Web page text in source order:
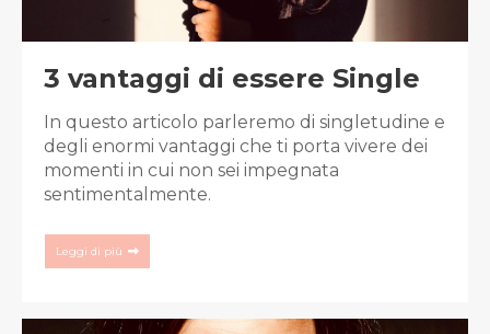
3 vantaggi di essere Single
In questo articolo parleremo di singletudine e
degli enormi vantaggi che ti porta vivere dei
momenti in cui non sei impegnata
sentimentalmente.
Leggi di più